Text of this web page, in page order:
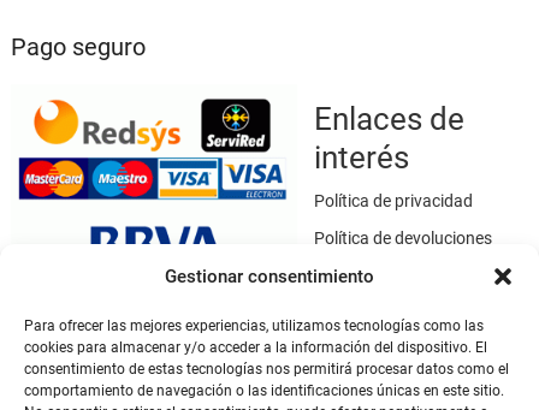
Gestionar consentimiento
Para ofrecer las mejores experiencias, utilizamos tecnologías como las
cookies para almacenar y/o acceder a la información del dispositivo. El
consentimiento de estas tecnologías nos permitirá procesar datos como el
comportamiento de navegación o las identificaciones únicas en este sitio.
Pago seguro
Enlaces de
interés
Política de privacidad
Política de devoluciones
Política de cookies
Aviso legal
Este sitio web utiliza SSL / TLS como medio de seguridad para el